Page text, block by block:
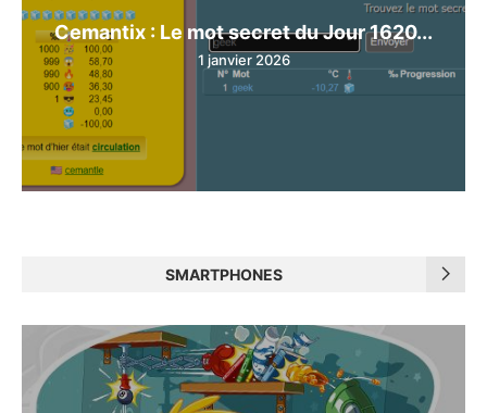
Cemantix : Le mot secret du Jour 1620...
1 janvier 2026
SMARTPHONES